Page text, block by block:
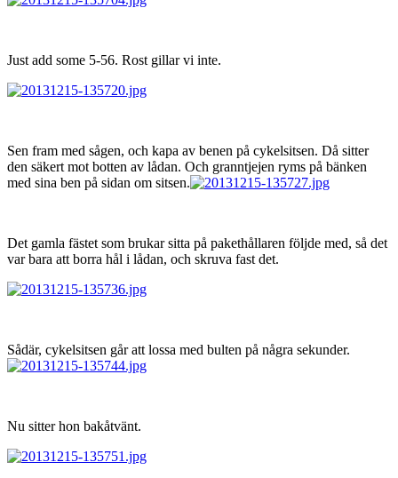
Just add some 5-56. Rost gillar vi inte.
Sen fram med sågen, och kapa av benen på cykelsitsen. Då sitter
den säkert mot botten av lådan. Och granntjejen ryms på bänken
med sina ben på sidan om sitsen.
Det gamla fästet som brukar sitta på pakethållaren följde med, så det
var bara att borra hål i lådan, och skruva fast det.
Sådär, cykelsitsen går att lossa med bulten på några sekunder.
Nu sitter hon bakåtvänt.